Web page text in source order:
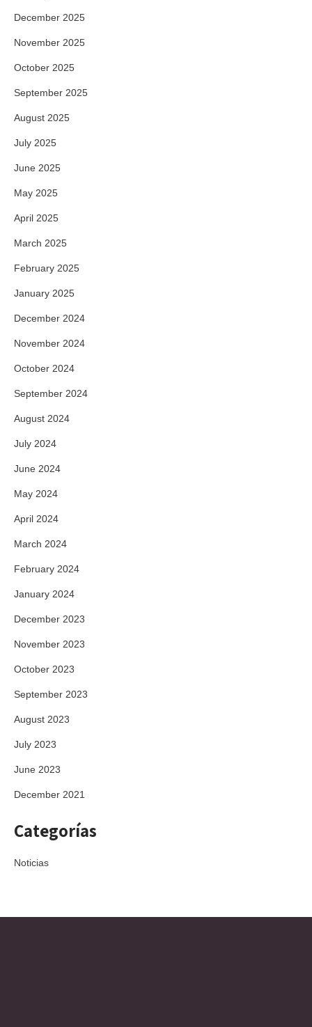
December 2025
November 2025
October 2025
September 2025
August 2025
July 2025
June 2025
May 2025
April 2025
March 2025
February 2025
January 2025
December 2024
November 2024
October 2024
September 2024
August 2024
July 2024
June 2024
May 2024
April 2024
March 2024
February 2024
January 2024
December 2023
November 2023
October 2023
September 2023
August 2023
July 2023
June 2023
December 2021
Categorías
Noticias